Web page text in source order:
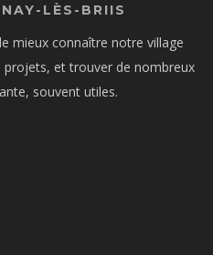
LÈS-BRIIS
mieux connaître notre village
projets, et trouver de nombreux
souvent utiles.